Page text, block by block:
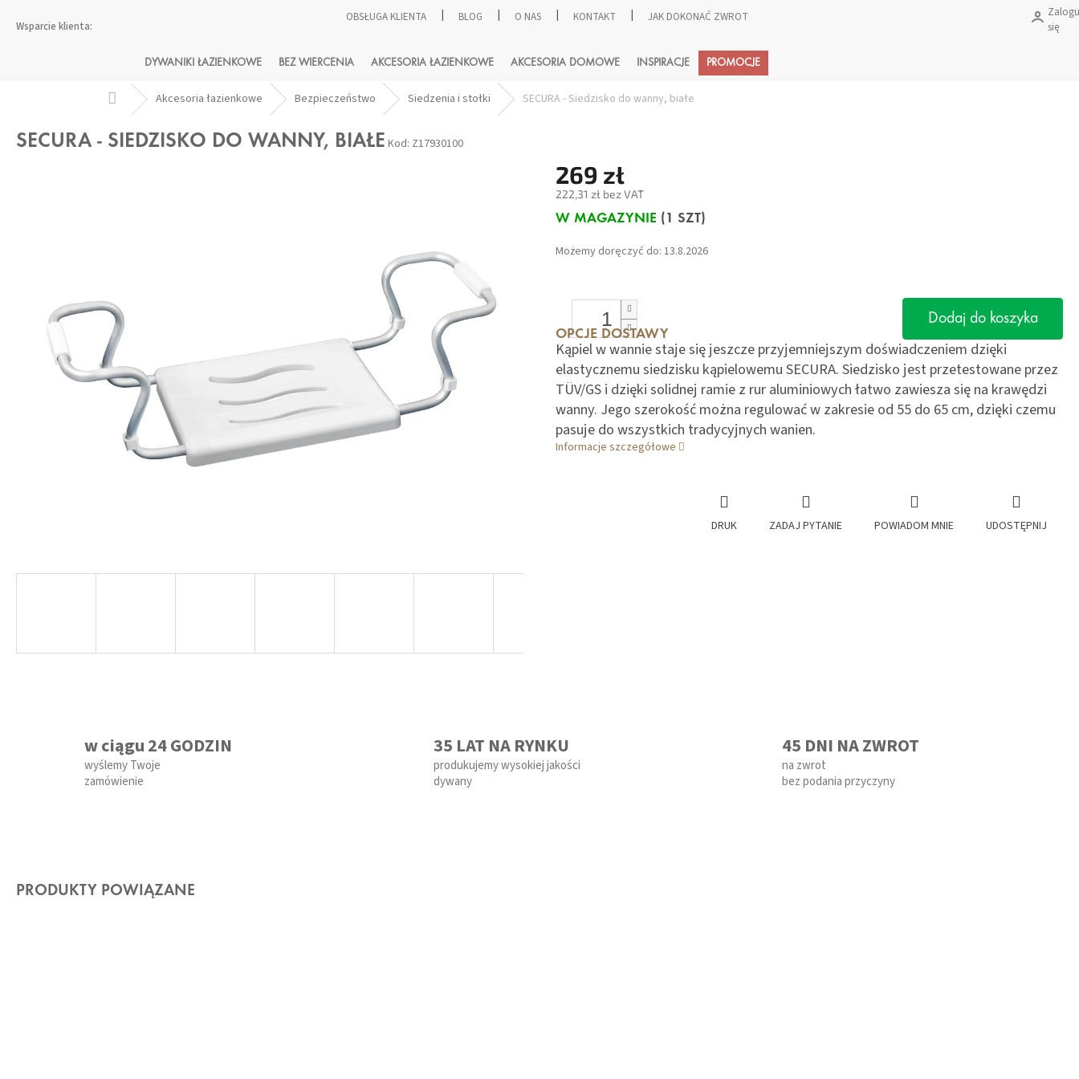
OBSŁUGA KLIENTA BLOG O NAS KONTAKT JAK DOKONAĆ ZWROTU PRODUKTÓW?
się
Koszyk
DYWANIKI ŁAZIENKOWE BEZ WIERCENIA AKCESORIA ŁAZIENKOWE AKCESORIA DOMOWE INSPIRACJE PROMOCJE
Home Akcesoria łazienkowe Bezpieczeństwo Siedzenia i stołki SECURA - Siedzisko do wanny, białe
SECURA - SIEDZISKO DO WANNY, BIAŁE Kod: Z17930100
269 zł
222,31 zł bez VAT
Cena
W MAGAZYNIE (1 SZT)
Możemy doręczyć do: 13.8.2026
OPCJE DOSTAWY
Dodaj do koszyka
Kąpiel w wannie staje się jeszcze przyjemniejszym doświadczeniem dzięki
elastycznemu siedzisku kąpielowemu SECURA. Siedzisko jest przetestowane przez
TÜV/GS i dzięki solidnej ramie z rur aluminiowych łatwo zawiesza się na krawędzi
wanny. Jego szerokość można regulować w zakresie od 55 do 65 cm, dzięki czemu
pasuje do wszystkich tradycyjnych wanien.
Informacje szczegółowe
DRUK ZADAJ PYTANIE POWIADOM MNIE UDOSTĘPNIJ
w ciągu 24 GODZIN
wyślemy Twoje
zamówienie
35 LAT NA RYNKU
produkujemy wysokiej jakości
dywany
45 DNI NA ZWROT
na zwrot
bez podania przyczyny
PRODUKTY POWIĄZANE